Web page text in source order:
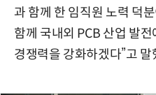
과 함께 한 임직원 노력 덕
함께 국내외 PCB 산업 발
경쟁력을 강화하겠다”고 말